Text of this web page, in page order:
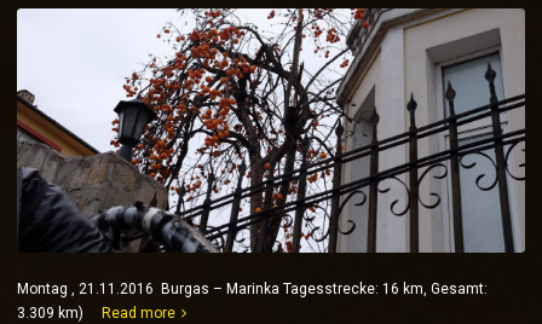
Montag , 21.11.2016 Burgas – Marinka Tagesstrecke: 16 km, Gesamt:
3.309 km)
Read more